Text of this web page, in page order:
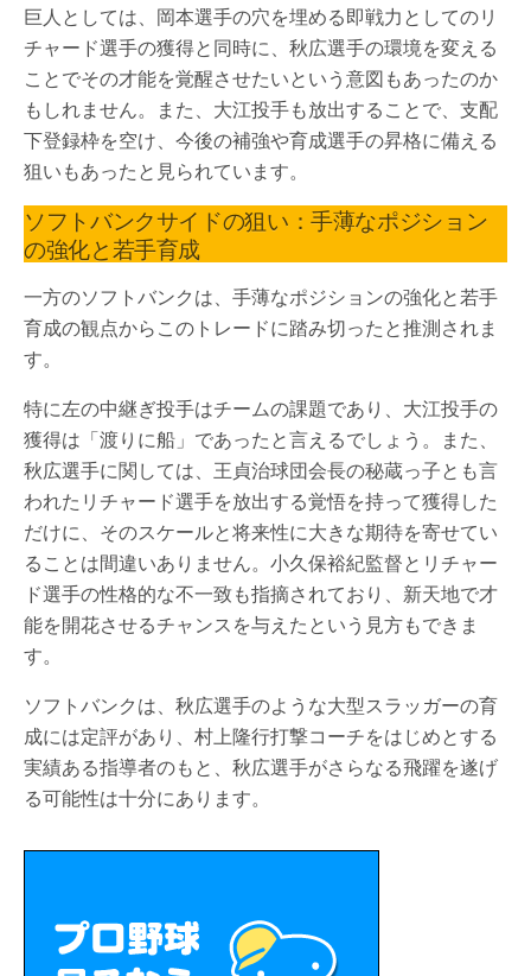
巨人としては、岡本選手の穴を埋める即戦力としてのリ
チャード選手の獲得と同時に、秋広選手の環境を変える
ことでその才能を覚醒させたいという意図もあったのか
もしれません。また、大江投手も放出することで、支配
下登録枠を空け、今後の補強や育成選手の昇格に備える
狙いもあったと見られています。
ソフトバンクサイドの狙い：手薄なポジション
の強化と若手育成
一方のソフトバンクは、手薄なポジションの強化と若手
育成の観点からこのトレードに踏み切ったと推測されま
す。
特に左の中継ぎ投手はチームの課題であり、大江投手の
獲得は「渡りに船」であったと言えるでしょう。また、
秋広選手に関しては、王貞治球団会長の秘蔵っ子とも言
われたリチャード選手を放出する覚悟を持って獲得した
だけに、そのスケールと将来性に大きな期待を寄せてい
ることは間違いありません。小久保裕紀監督とリチャー
ド選手の性格的な不一致も指摘されており、新天地で才
能を開花させるチャンスを与えたという見方もできま
す。
ソフトバンクは、秋広選手のような大型スラッガーの育
成には定評があり、村上隆行打撃コーチをはじめとする
実績ある指導者のもと、秋広選手がさらなる飛躍を遂げ
る可能性は十分にあります。